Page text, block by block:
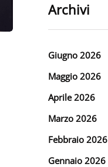
Archivi
Giugno 2026
Maggio 2026
Aprile 2026
Marzo 2026
Febbraio 2026
Gennaio 2026